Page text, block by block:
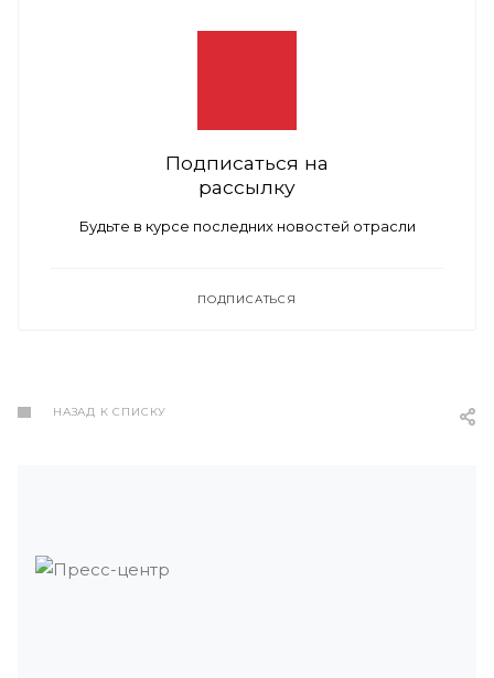
Подписаться на
рассылку
Будьте в курсе последних новостей отрасли
ПОДПИСАТЬСЯ
НАЗАД К СПИСКУ